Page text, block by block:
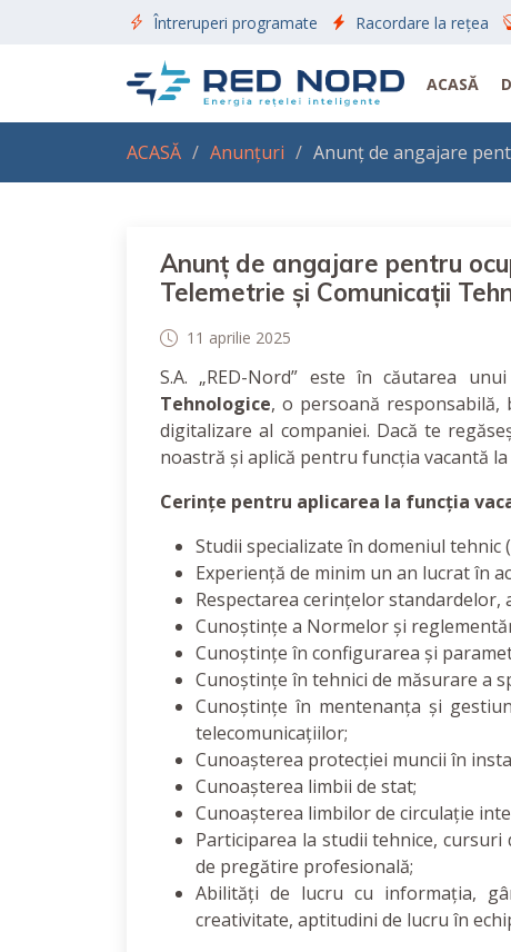
Întreruperi programate Racordare la rețea
ACASĂ
ACASĂ Anunțuri Anunț de angajare
Anunț de angajare pentru
Telemetrie și Comunicații
11 aprilie 2025
S.A. „RED-Nord” este în căutarea unui
Tehnologice, o persoană
digitalizare al companiei. Dacă te
noastră și aplică pentru funcția vacantă la
Cerințe pentru aplicarea la funcția
Studii specializate în domeniul
Experiență de minim un an lucrat în
Respectarea cerințelor
Cunoștințe a Normelor și
Cunoștințe în configurarea și
Cunoștințe în tehnici de măsurare a
Cunoștințe în mentenanța și
telecomunicațiilor;
Cunoașterea protecției muncii în
Cunoașterea limbii de stat;
Cunoașterea limbilor de circulație
Participarea la studii tehnice,
de pregătire profesională;
Abilități de lucru cu informația,
creativitate, aptitudini de lucru în